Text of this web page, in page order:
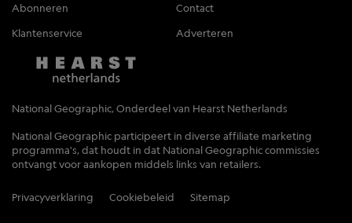
Abonneren
Contact
Klantenservice
Adverteren
National Geographic, Onderdeel van Hearst Netherlands
National Geographic participeert in diverse affiliate marketing
programma's, dat houdt in dat National Geographic commissies
ontvangt voor aankopen middels links van retailers.
Privacyverklaring Cookiebeleid Sitemap